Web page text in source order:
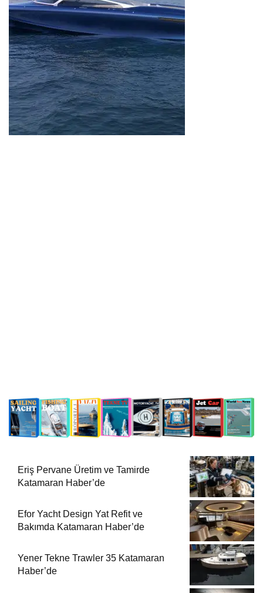
Eriş Pervane Üretim ve Tamirde
Katamaran Haber’de
Efor Yacht Design Yat Refit ve
Bakımda Katamaran Haber’de
Yener Tekne Trawler 35 Katamaran
Haber’de